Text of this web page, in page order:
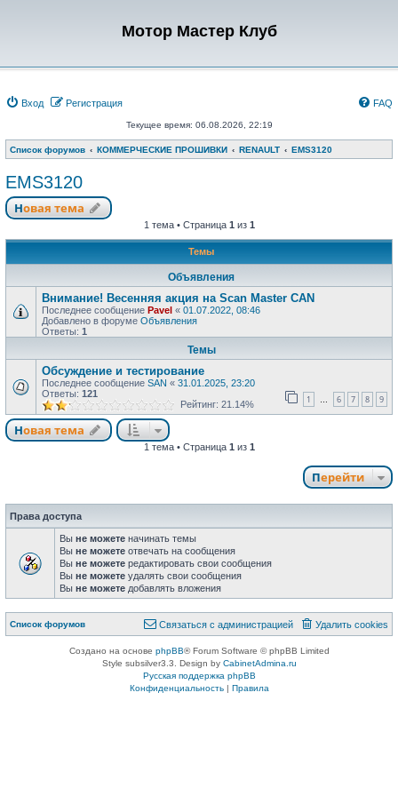
Мотор Мастер Клуб
Вход Регистрация FAQ
Текущее время: 06.08.2026, 22:19
Список форумов КОММЕРЧЕСКИЕ ПРОШИВКИ RENAULT EMS3120
EMS3120
Новая тема
1 тема • Страница 1 из 1
Темы
Объявления
Внимание! Весенняя акция на Scan Master CAN
Последнее сообщение Pavel « 01.07.2022, 08:46
Добавлено в форуме Объявления
Ответы: 1
Темы
Обсуждение и тестирование
Последнее сообщение SAN « 31.01.2025, 23:20
Ответы: 121 1 … 6 7 8 9
Рейтинг: 21.14%
Новая тема
1 тема • Страница 1 из 1
Перейти
Права доступа
Вы не можете начинать темы
Вы не можете отвечать на сообщения
Вы не можете редактировать свои сообщения
Вы не можете удалять свои сообщения
Вы не можете добавлять вложения
Список форумов Удалить cookies
Связаться с администрацией
Создано на основе phpBB® Forum Software © phpBB Limited
Style subsilver3.3. Design by CabinetAdmina.ru
Русская поддержка phpBB
Конфиденциальность| Правила